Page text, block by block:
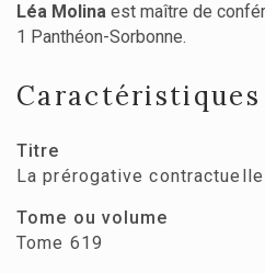
Léa Molina est maître de
1 Panthéon-Sorbonne.
Titre
La prérogative contractuelle
Tome ou volume
Tome 619